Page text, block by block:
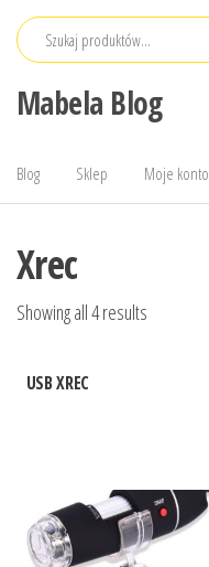
Przejdź
Mabela Blog
Blog Sklep Moje konto
Xrec
Showing all 4 results
USB XREC